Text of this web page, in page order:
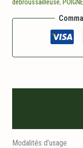
corde
débroussailleuse,
Modalités d’usage